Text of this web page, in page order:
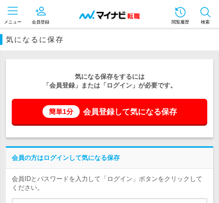
メニュー 会員登録 閲覧履歴 検索
気になるに保存
気になる保存をするには
「会員登録」または「ログイン」が必要です。
簡単1分 会員登録して気になる保存
会員の方はログインして気になる保存
会員IDとパスワードを入力して「ログイン」ボタンをクリックして
ください。